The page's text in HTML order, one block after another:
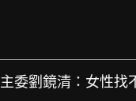
委劉鏡清：女性找